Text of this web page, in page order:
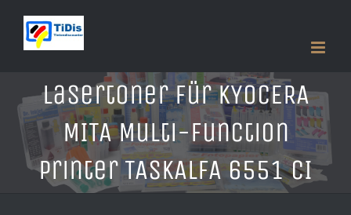
Inhalt
Lasertoner für KYOCERA
MITA Multi-Function
Printer TASKALFA 6551 CI